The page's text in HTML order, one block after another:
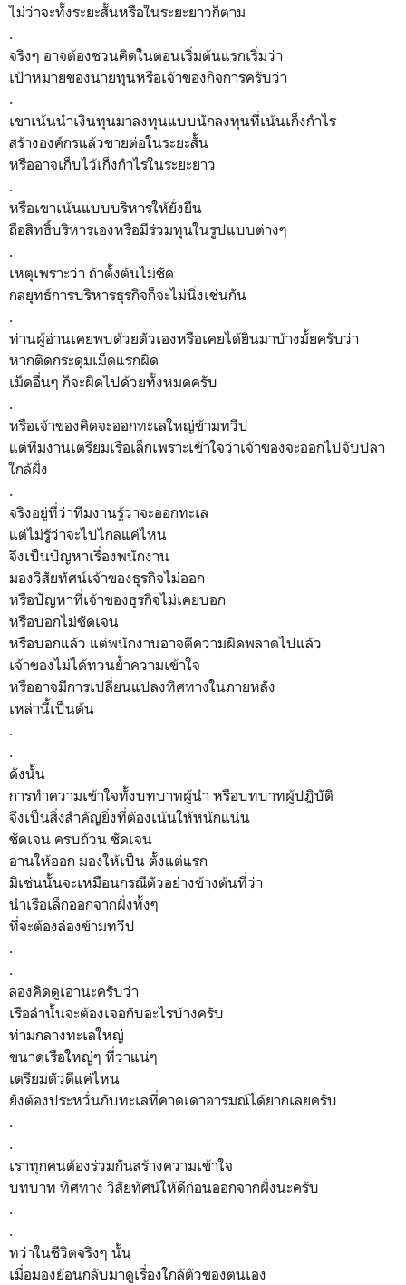
ไม่ว่าจะทั้งระยะสั้นหรือในระยะยาวก็ตาม
.
จริงๆ อาจต้องชวนคิดในตอนเริ่มต้นแรกเริ่มว่า
เป้าหมายของนายทุนหรือเจ้าของกิจการครับว่า
.
เขาเน้นนำเงินทุนมาลงทุนแบบนักลงทุนที่เน้นเก็งกำไร
สร้างองค์กรแล้วขายต่อในระยะสั้น
หรืออาจเก็บไว้เก็งกำไรในระยะยาว
.
หรือเขาเน้นแบบบริหารให้ยั่งยืน
ถือสิทธิ์บริหารเองหรือมีร่วมทุนในรูปแบบต่างๆ
.
เหตุเพราะว่า ถ้าตั้งต้นไม่ชัด
กลยุทธ์การบริหารธุรกิจก็จะไม่นิ่งเช่นกัน
.
ท่านผู้อ่านเคยพบด้วยตัวเองหรือเคยได้ยินมาบ้างมั้ยครับว่า
หากติดกระดุมเม็ดแรกผิด
เม็ดอื่นๆ ก็จะผิดไปด้วยทั้งหมดครับ
.
หรือเจ้าของคิดจะออกทะเลใหญ่ข้ามทวีป
แต่ทีมงานเตรียมเรือเล็กเพราะเข้าใจว่าเจ้าของจะออกไปจับปลา
ใกล้ฝั่ง
.
จริงอยู่ที่ว่าทีมงานรู้ว่าจะออกทะเล
แต่ไม่รู้ว่าจะไปไกลแค่ไหน
จึงเป็นปัญหาเรื่องพนักงาน
มองวิสัยทัศน์เจ้าของธุรกิจไม่ออก
หรือปัญหาที่เจ้าของธุรกิจไม่เคยบอก
หรือบอกไม่ชัดเจน
หรือบอกแล้ว แต่พนักงานอาจตีความผิดพลาดไปแล้ว
เจ้าของไม่ได้ทวนย้ำความเข้าใจ
หรืออาจมีการเปลี่ยนแปลงทิศทางในภายหลัง
เหล่านี้เป็นต้น
.
.
ดังนั้น
การทำความเข้าใจทั้งบทบาทผู้นำ หรือบทบาทผู้ปฎิบัติ
จึงเป็นสิ่งสำคัญยิ่งที่ต้องเน้นให้หนักแน่น
ชัดเจน ครบถ้วน ชัดเจน
อ่านให้ออก มองให้เป็น ตั้งแต่แรก
มิเช่นนั้นจะเหมือนกรณีตัวอย่างข้างต้นที่ว่า
นำเรือเล็กออกจากฝั่งทั้งๆ
ที่จะต้องล่องข้ามทวีป
.
.
ลองคิดดูเอานะครับว่า
เรือลำนั้นจะต้องเจอกับอะไรบ้างครับ
ท่ามกลางทะเลใหญ่
ขนาดเรือใหญ่ๆ ที่ว่าแน่ๆ
เตรียมตัวดีแค่ไหน
ยังต้องประหวั่นกับทะเลที่คาดเดาอารมณ์ได้ยากเลยครับ
.
.
เราทุกคนต้องร่วมกันสร้างความเข้าใจ
บทบาท ทิศทาง วิสัยทัศน์ให้ดีก่อนออกจากฝั่งนะครับ
.
.
ทว่าในชีวิตจริงๆ นั้น
เมื่อมองย้อนกลับมาดูเรื่องใกล้ตัวของตนเอง